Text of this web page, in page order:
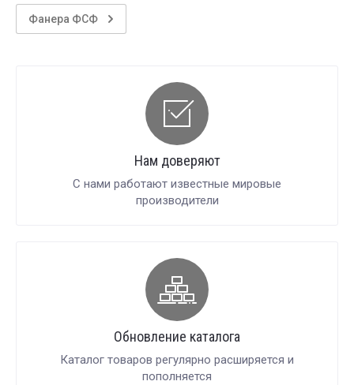
Фанера ФСФ
Нам доверяют
С нами работают известные мировые
производители
Обновление каталога
Каталог товаров регулярно расширяется и
пополняется